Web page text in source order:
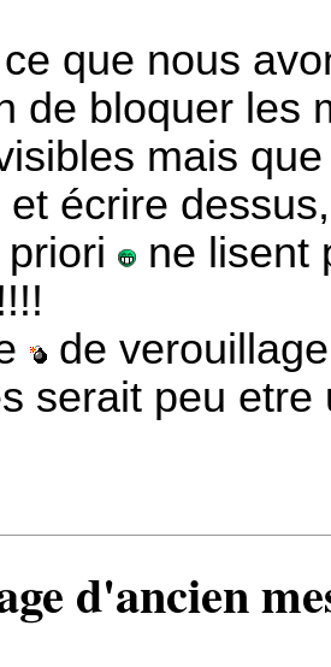
que nous
de bloquer les
mais
et écrire
priori
ne lisent
de
serait peu
d'ancien